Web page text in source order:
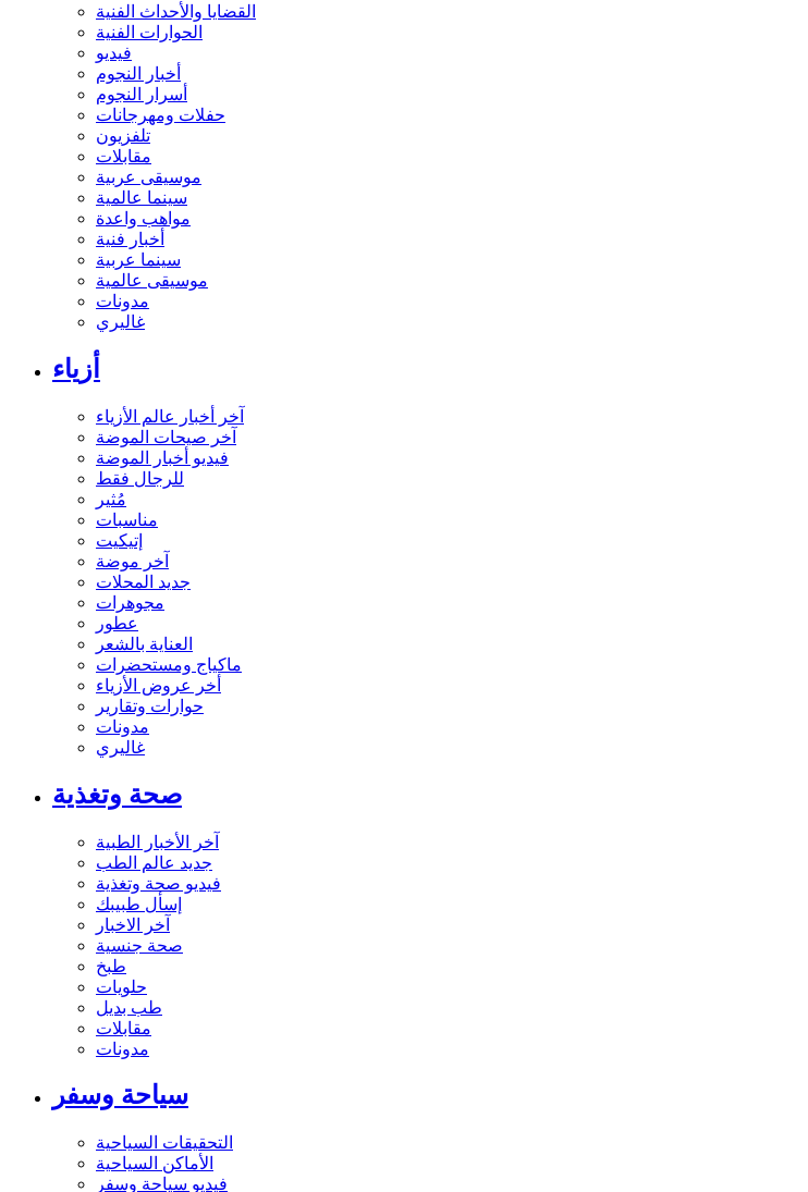
القضايا والأحداث الفنية
الحوارات الفنية
فيديو
أخبار النجوم
أسرار النجوم
حفلات ومهرجانات
تلفزيون
مقابلات
موسيقى عربية
سينما عالمية
مواهب واعدة
أخبار فنية
سينما عربية
موسيقى عالمية
مدونات
غاليري
أزياء
آخر أخبار عالم الأزياء
آخر صيحات الموضة
فيديو أخبار الموضة
للرجال فقط
مُثير
مناسبات
إتيكيت
آخر موضة
جديد المحلات
مجوهرات
عطور
العناية بالشعر
ماكياج ومستحضرات
أخر عروض الأزياء
حوارات وتقارير
مدونات
غاليري
صحة وتغذية
آخر الأخبار الطبية
جديد عالم الطب
فيديو صحة وتغذية
إسأل طبيبك
آخر الاخبار
صحة جنسية
طبخ
حلويات
طب بديل
مقابلات
مدونات
سياحة وسفر
التحقيقات السياحية
الأماكن السياحية
فيديو سياحة وسفر